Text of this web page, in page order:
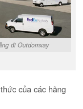
đi Outdomxay
của các hãng